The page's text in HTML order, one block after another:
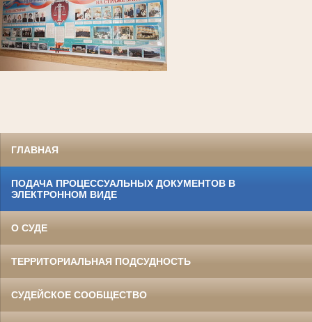
ГЛАВНАЯ
ПОДАЧА ПРОЦЕССУАЛЬНЫХ ДОКУМЕНТОВ В
ЭЛЕКТРОННОМ ВИДЕ
О СУДЕ
ТЕРРИТОРИАЛЬНАЯ ПОДСУДНОСТЬ
СУДЕЙСКОЕ СООБЩЕСТВО